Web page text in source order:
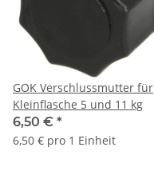
GOK Verschlussmutter für
Kleinflasche 5 und 11 kg
6,50 € *
6,50 € pro 1 Einheit